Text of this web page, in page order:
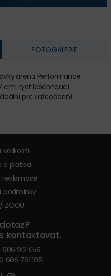
FOTOGALERIE
arena Performance
cm, rychleschnoucí
pro každodenní
velikostí
a platba
reklamace
podmínky
ZOOÚ
kontaktovat.
912 056
606 761 105